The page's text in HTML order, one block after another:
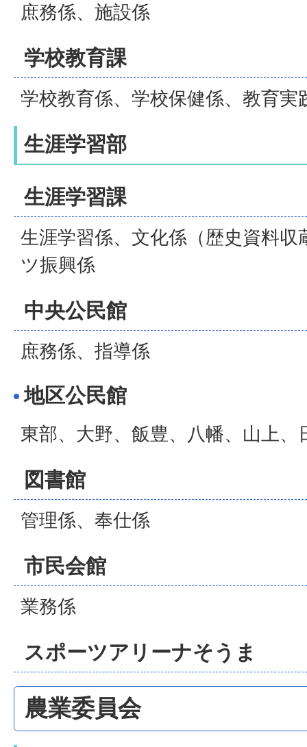
庶務係、施設係
学校教育課
学校教育係、学校保健係、教育実
生涯学習部
生涯学習課
生涯学習係、文化係（歴史資料
ツ振興係
中央公民館
庶務係、指導係
地区公民館
東部、大野、飯豊、八幡、山上、
図書館
管理係、奉仕係
市民会館
業務係
スポーツアリーナそうま
農業委員会